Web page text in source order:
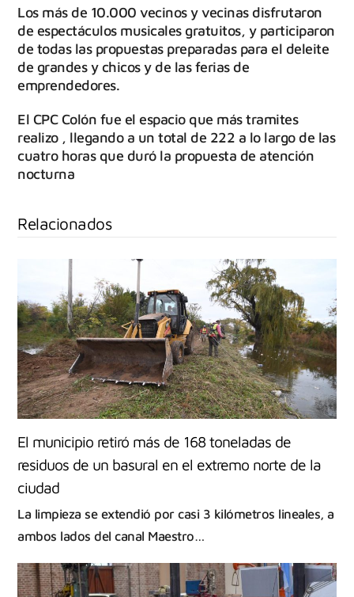
Los más de 10.000 vecinos y vecinas disfrutaron
de espectáculos musicales gratuitos, y participaron
de todas las propuestas preparadas para el deleite
de grandes y chicos y de las ferias de
emprendedores.
El CPC Colón fue el espacio que más tramites
realizo , llegando a un total de 222 a lo largo de las
cuatro horas que duró la propuesta de atención
nocturna
Relacionados
El municipio retiró más de 168 toneladas de
residuos de un basural en el extremo norte de la
ciudad
La limpieza se extendió por casi 3 kilómetros lineales, a
ambos lados del canal Maestro…